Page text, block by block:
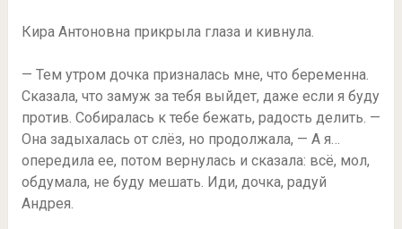
Кира Антоновна прикрыла глаза и кивнула.
— Тем утром дочка призналась мне, что беременна.
Сказала, что замуж за тебя выйдет, даже если я буду
против. Собиралась к тебе бежать, радость делить. —
Она задыхалась от слёз, но продолжала, — А я…
опередила ее, потом вернулась и сказала: всё, мол,
обдумала, не буду мешать. Иди, дочка, радуй
Андрея.